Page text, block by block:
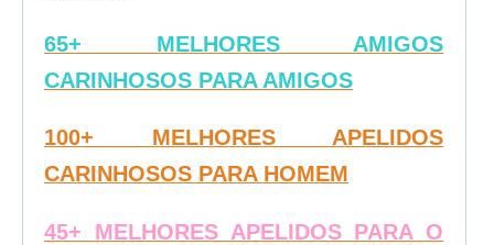
65+ MELHORES AMIGOS
CARINHOSOS PARA AMIGOS
100+ MELHORES APELIDOS
CARINHOSOS PARA HOMEM
45+ MELHORES APELIDOS PARA O